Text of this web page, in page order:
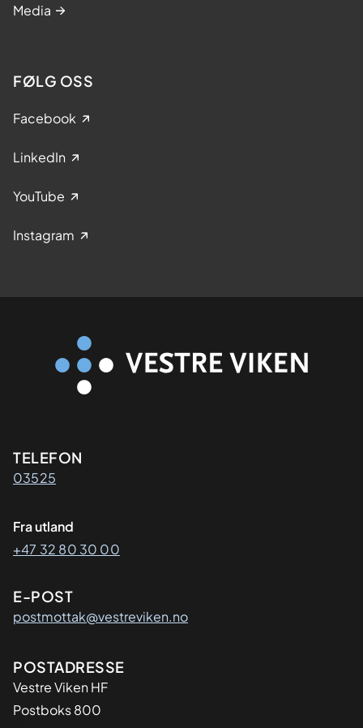
Media
FØLG OSS
Facebook
LinkedIn
YouTube
Instagram
Kontaktinformasjon
TELEFON
03525
Fra utland
+47 32 80 30 00
E-POST
postmottak@vestreviken.no
Adresse
POSTADRESSE
Vestre Viken HF
Postboks 800